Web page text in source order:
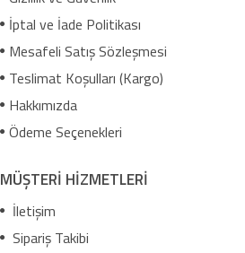
İptal ve İade Politikası
Mesafeli Satış Sözleşmesi
Teslimat Koşulları (Kargo)
Hakkımızda
Ödeme Seçenekleri
MÜŞTERİ HİZMETLERİ
İletişim
Sipariş Takibi